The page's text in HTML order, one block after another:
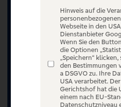
Hinweis auf die
Webseite in den
Dienstanbieter
Wenn Sie den
die Optionen
„Speichern“
den Bestimmungen
a DSGVO zu. Ihre
USA verarbeitet.
Gerichtshof hat die
einem nach EU-
Datenschutzniveau